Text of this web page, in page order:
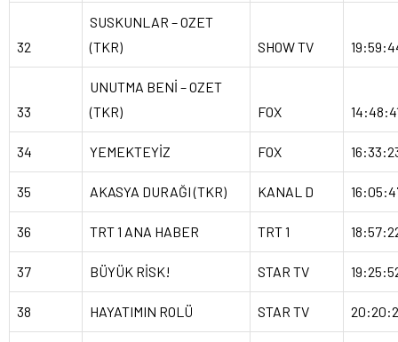
32
SUSKUNLAR – OZET
(TKR)
SHOW TV
33
UNUTMA BENİ – OZET
(TKR)
FOX
34 YEMEKTEYİZ FOX
35 AKASYA DURAĞI (TKR) KANAL D
36 TRT 1 ANA HABER TRT 1
37 BÜYÜK RİSK! STAR TV
38 HAYATIMIN ROLÜ STAR TV